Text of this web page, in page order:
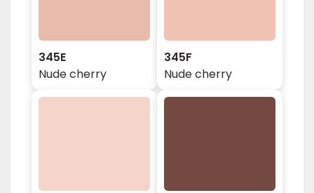
345E
Nude cherry
345F
Nude cherry